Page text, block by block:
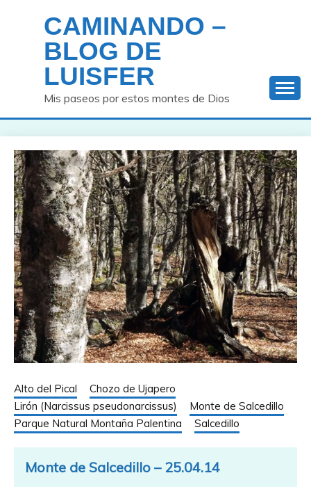
contenido
CAMINANDO –
BLOG DE
LUISFER
Mis paseos por estos montes de Dios
Alto del Pical
Chozo de Ujapero
Lirón (Narcissus pseudonarcissus)
Monte de Salcedillo
Parque Natural Montaña Palentina
Salcedillo
Monte de Salcedillo – 25.04.14